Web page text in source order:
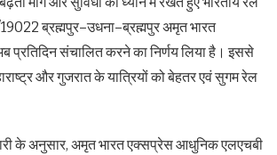
ब्रह्मपुर–उधना–ब्रह्मपुर अमृत भारत
संचालित करने का निर्णय लिया है। इससे
और गुजरात के यात्रियों को बेहतर एवं सुगम रेल
के अनुसार, अमृत भारत एक्सप्रेस आधुनिक एलएचबी